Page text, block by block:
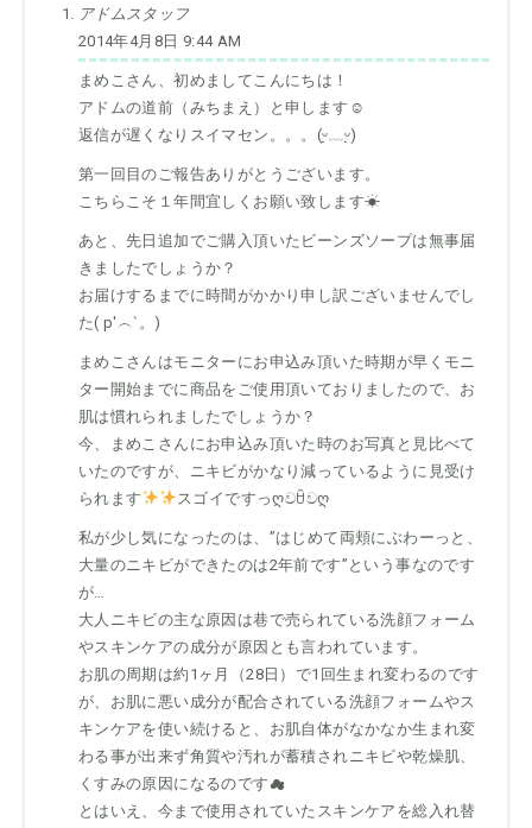
アドムスタッフ
2014年4月8日 9:44 AM
まめこさん、初めましてこんにちは！
アドムの道前（みちまえ）と申します☺
返信が遅くなりスイマセン。。。(ᵕ̣̣̣̣̣̣﹏ᵕ̣̣̣̣̣̣)
第一回目のご報告ありがとうございます。
こちらこそ１年間宜しくお願い致します☀
あと、先日追加でご購入頂いたビーンズソープは無事届
きましたでしょうか？
お届けするまでに時間がかかり申し訳ございませんでし
た( p′︵‵。)
まめこさんはモニターにお申込み頂いた時期が早くモニ
ター開始までに商品をご使用頂いておりましたので、お
肌は慣れられましたでしょうか？
今、まめこさんにお申込み頂いた時のお写真と見比べて
いたのですが、ニキビがかなり減っているように見受け
られます
スゴイですっღවꇳවღ
私が少し気になったのは、”はじめて両頬にぶわーっと、
大量のニキビができたのは2年前です”という事なのです
が…
大人ニキビの主な原因は巷で売られている洗顔フォーム
やスキンケアの成分が原因とも言われています。
お肌の周期は約1ヶ月（28日）で1回生まれ変わるのです
が、お肌に悪い成分が配合されている洗顔フォームやス
キンケアを使い続けると、お肌自体がなかなか生まれ変
わる事が出来ず角質や汚れが蓄積されニキビや乾燥肌、
くすみの原因になるのです☁
とはいえ、今まで使用されていたスキンケアを総入れ替